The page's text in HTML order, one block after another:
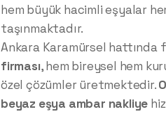
hem büyük hacimli eşyalar
taşınmaktadır.
Ankara Karamürsel
firması, hem bireysel hem
özel çözümler üretmektedir.
beyaz eşya ambar nakliye